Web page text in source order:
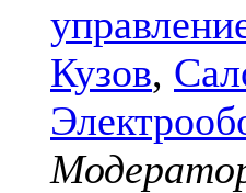
Кузов,